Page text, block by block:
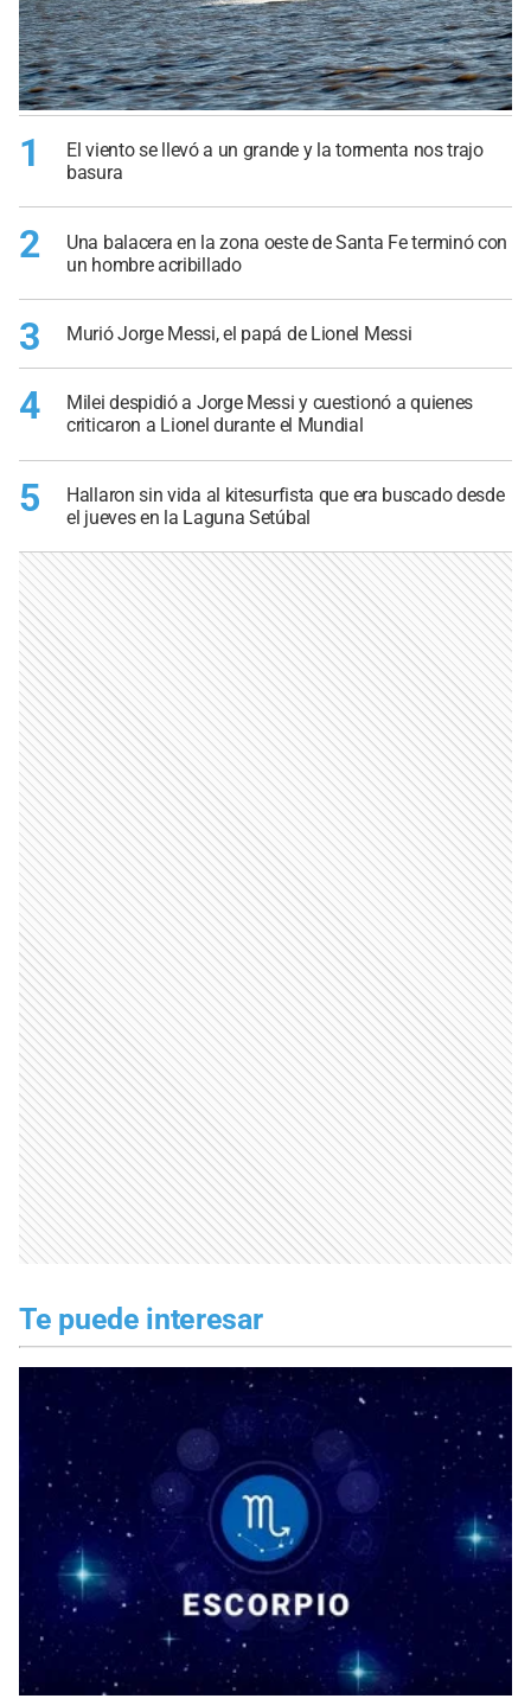
1
El viento se llevó a un grande y la tormenta nos trajo
basura
2
Una balacera en la zona oeste de Santa Fe terminó con
un hombre acribillado
3 Murió Jorge Messi, el papá de Lionel Messi
4
Milei despidió a Jorge Messi y cuestionó a quienes
criticaron a Lionel durante el Mundial
5
Hallaron sin vida al kitesurfista que era buscado desde
el jueves en la Laguna Setúbal
Te puede interesar